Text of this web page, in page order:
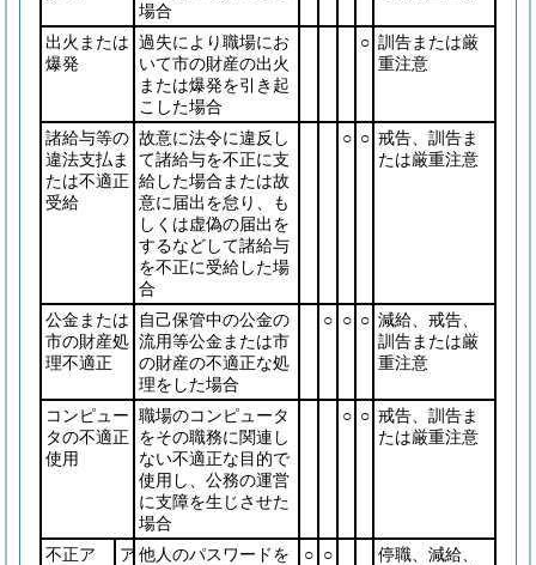
場合
出火または
爆発
過失により職場にお
いて市の財産の出火
または爆発を引き起
こした場合
○ 訓告または厳
重注意
諸給与等の
違法支払ま
たは不適正
受給
故意に法令に違反し
て諸給与を不正に支
給した場合または故
意に届出を怠り、も
しくは虚偽の届出を
するなどして諸給与
を不正に受給した場
合
○ ○ 戒告、訓告ま
たは厳重注意
公金または
市の財産処
理不適正
自己保管中の公金の
流用等公金または市
の財産の不適正な処
理をした場合
○ ○ ○ 減給、戒告、
訓告または厳
重注意
コンピュー
タの不適正
使用
職場のコンピュータ
をその職務に関連し
ない不適正な目的で
使用し、公務の運営
に支障を生じさせた
場合
○ ○ 戒告、訓告ま
たは厳重注意
不正ア
ア 他人のパスワードを
○ ○
停職、減給、